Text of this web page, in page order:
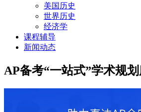
美国历史
世界历史
经济学
课程辅导
新闻动态
AP备考“一站式”学术规